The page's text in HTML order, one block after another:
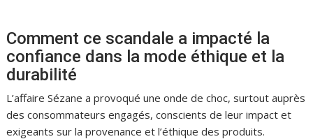
Comment ce scandale a impacté la
confiance dans la mode éthique et la
durabilité
L’affaire Sézane a provoqué une onde de choc, surtout auprès
des consommateurs engagés, conscients de leur impact et
exigeants sur la provenance et l’éthique des produits.